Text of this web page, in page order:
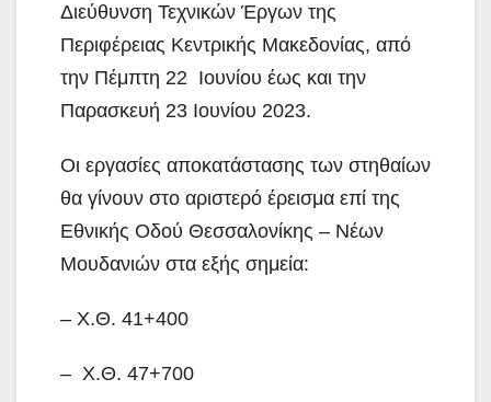
Διεύθυνση Τεχνικών Έργων της
Περιφέρειας Κεντρικής Μακεδονίας, από
την Πέμπτη 22 Ιουνίου έως και την
Παρασκευή 23 Ιουνίου 2023.
Οι εργασίες αποκατάστασης των στηθαίων
θα γίνουν στο αριστερό έρεισμα επί της
Εθνικής Οδού Θεσσαλονίκης – Νέων
Μουδανιών στα εξής σημεία:
– Χ.Θ. 41+400
– Χ.Θ. 47+700